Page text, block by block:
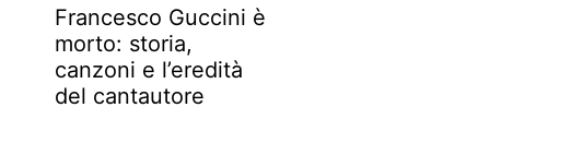
Francesco Guccini è
morto: storia,
canzoni e l’eredità
del cantautore